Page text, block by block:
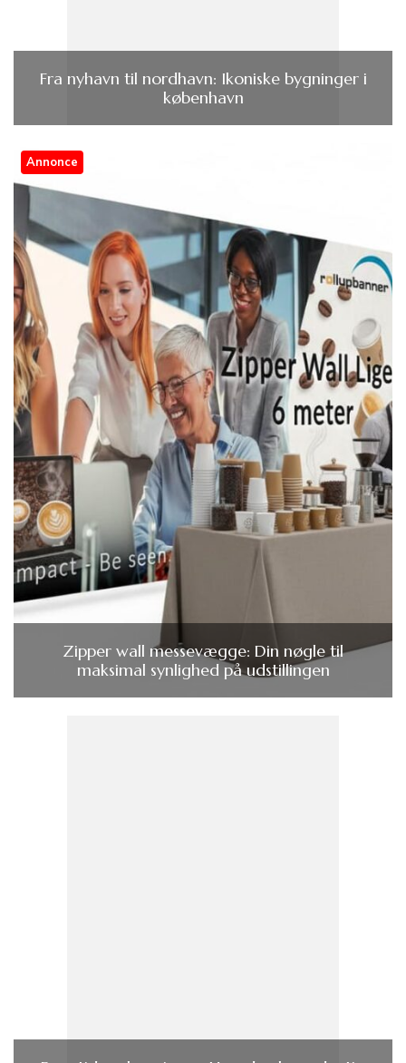
Fra nyhavn til nordhavn: Ikoniske bygninger i
københavn
Annonce
Zipper wall messevægge: Din nøgle til
maksimal synlighed på udstillingen